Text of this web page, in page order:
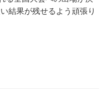
結果が残せるよう頑張り